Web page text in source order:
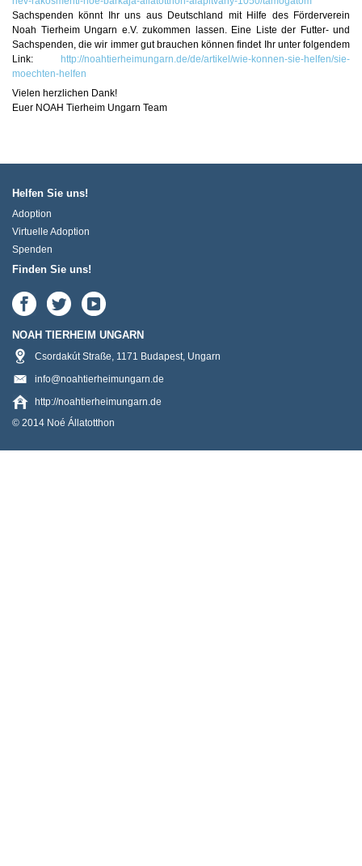
Sachspenden könnt Ihr uns aus Deutschland mit Hilfe des Förderverein
Noah Tierheim Ungarn e.V. zukommen lassen. Eine Liste der Futter- und
Sachspenden, die wir immer gut brauchen können findet Ihr unter folgendem
Link:
http://noahtierheimungarn.de/de/artikel/wie-konnen-sie-helfen/sie-
moechten-helfen
Vielen herzlichen Dank!
Euer NOAH Tierheim Ungarn Team
Helfen Sie uns!
Adoption
Virtuelle Adoption
Spenden
Finden Sie uns!
NOAH TIERHEIM UNGARN
Csordakút Straße, 1171 Budapest, Ungarn
info@noahtierheimungarn.de
http://noahtierheimungarn.de
© 2014 Noé Állatotthon